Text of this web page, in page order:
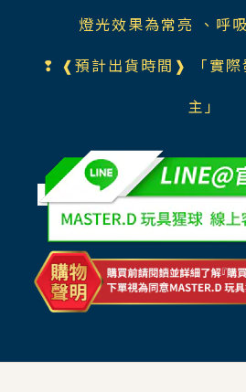
燈光效果為常亮 、呼
❢ ❰預計出貨時間❱ 「實際
主」